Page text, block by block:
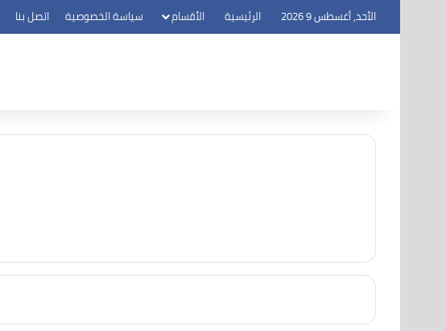
الأحد, أغسطس 9 2026 الرئيسية الأقسام سياسة الخصوصية اتصل بنا